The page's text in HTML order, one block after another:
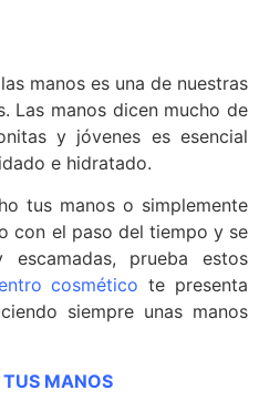
manos es una de nuestras
Las manos dicen mucho de
y jóvenes es esencial
e hidratado.
tus manos o simplemente
con el paso del tiempo y se
prueba estos
cosmético te presenta
siempre unas manos
TUS MANOS